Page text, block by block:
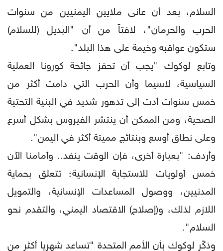
السلام، بعد أن عانى ملايين اليمنيين من سنوات
الحرب والحرمان"، لافتاً من أن "البديل (للسلام)
ستكون عواقبه وخيمة على هذا البلد".
وتابع لوكوك "يجب أن تحفز جائحة كورونا العملية
السياسية، لاسيما وأن الحرب التي دامت أكثر من
خمس سنوات أدت إلى تدهور شديد في البنية التحتية
الصحية، ومن الممكن أن ينتشر الفيروس بشكل أسرع
وعلى نطاق أوسع وبنتائج مميتة أكثر في اليمن".
وأردف: "بعبارة أخرى، فإن الوقت ينفد.. وأمامنا الآن
خمس أولويات للاستجابة الإنسانية؛ تتعلق بحماية
المدنيين، ووصول المساعدات الإنسانية، والتمويل
اللازم لذلك، و(إصلاح) الاقتصاد اليمني، والتقدم نحو
السلام".
وذكّر لوكوك بأن الأمم المتحدة "تساعد شهريا أكثر من